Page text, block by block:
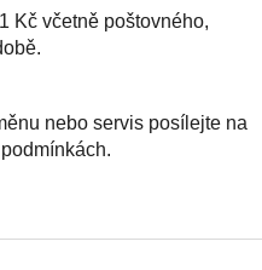
Kč včetně poštovného,
nebo servis posílejte na